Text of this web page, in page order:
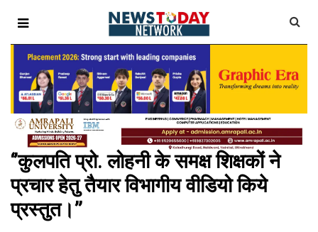
‘’कुलपति प्रो. लोहनी के समक्ष शिक्षकों ने
प्रचार हेतु तैयार विभागीय वीडियो किये
प्रस्तुत।’’